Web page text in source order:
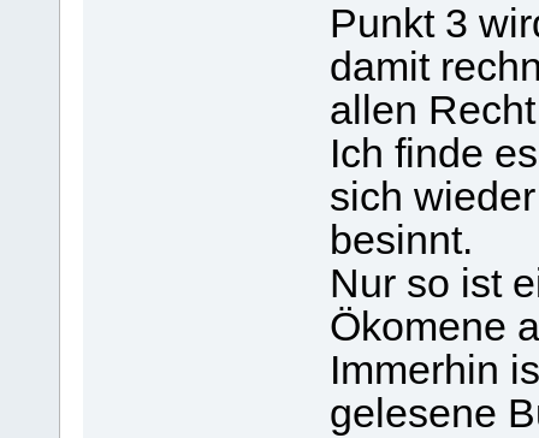
Punkt 3
damit
allen
Ich finde
sich
besinnt.
Nur so ist
Ökomene
Immerhin
gelesene